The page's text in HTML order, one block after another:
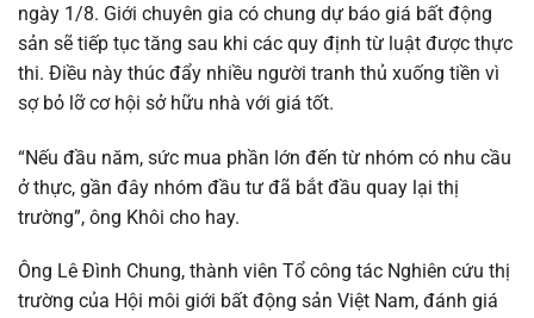
ngày 1/8. Giới chuyên gia có chung dự báo giá bất động
sản sẽ tiếp tục tăng sau khi các quy định từ luật được thực
thi. Điều này thúc đẩy nhiều người tranh thủ xuống tiền vì
sợ bỏ lỡ cơ hội sở hữu nhà với giá tốt.
“Nếu đầu năm, sức mua phần lớn đến từ nhóm có nhu cầu
ở thực, gần đây nhóm đầu tư đã bắt đầu quay lại thị
trường”, ông Khôi cho hay.
Ông Lê Đình Chung, thành viên Tổ công tác Nghiên cứu thị
trường của Hội môi giới bất động sản Việt Nam, đánh giá